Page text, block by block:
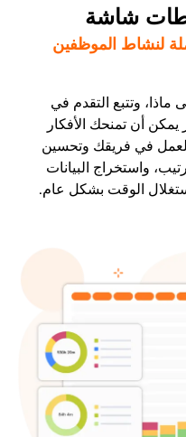
شاشة
لنشاط الموظفين
وتتبع التقدم في
يمكن أن تمنحك الأفكار
في فريقك وتحسين
واستخراج البيانات
الوقت بشكل عام.